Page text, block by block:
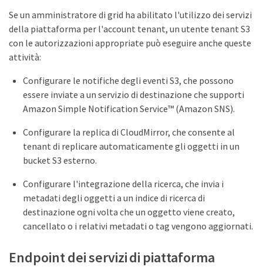
Se un amministratore di grid ha abilitato l'utilizzo dei servizi
della piattaforma per l'account tenant, un utente tenant S3
con le autorizzazioni appropriate può eseguire anche queste
attività:
Configurare le notifiche degli eventi S3, che possono
essere inviate a un servizio di destinazione che supporti
Amazon Simple Notification Service™ (Amazon SNS).
Configurare la replica di CloudMirror, che consente al
tenant di replicare automaticamente gli oggetti in un
bucket S3 esterno.
Configurare l'integrazione della ricerca, che invia i
metadati degli oggetti a un indice di ricerca di
destinazione ogni volta che un oggetto viene creato,
cancellato o i relativi metadati o tag vengono aggiornati.
Endpoint dei servizi di piattaforma